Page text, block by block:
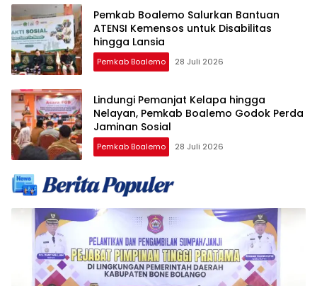
Pemkab Boalemo Salurkan Bantuan
ATENSI Kemensos untuk Disabilitas
hingga Lansia
Pemkab Boalemo 28 Juli 2026
Lindungi Pemanjat Kelapa hingga
Nelayan, Pemkab Boalemo Godok Perda
Jaminan Sosial
Pemkab Boalemo 28 Juli 2026